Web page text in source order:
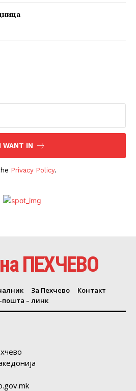
I WANT IN
Privacy Policy.
ПЕХЧЕВО
За Пехчево
Контакт
пошта – линк